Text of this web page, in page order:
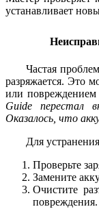
устанавливает
Частая
разряжается. Это
или повреждением
Guide перестал
Оказалось, что
Для
Проверьте
Замените
Очистите
повреждения.